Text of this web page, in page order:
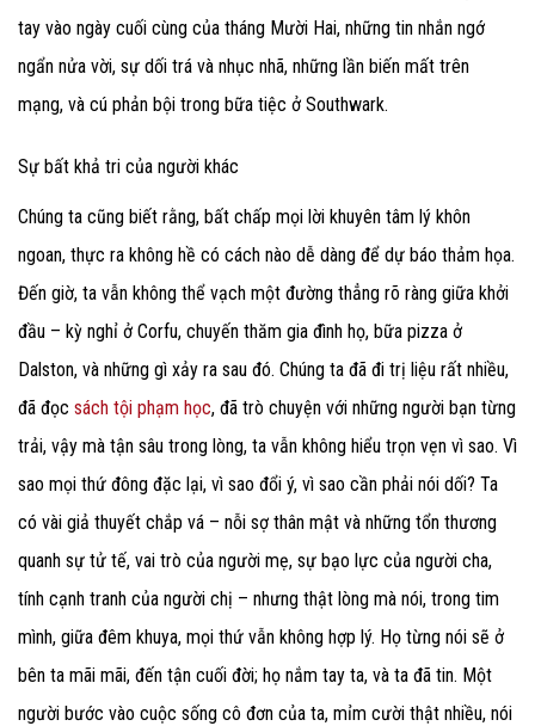
tay vào ngày cuối cùng của tháng Mười Hai, những tin nhắn ngớ
ngẩn nửa vời, sự dối trá và nhục nhã, những lần biến mất trên
mạng, và cú phản bội trong bữa tiệc ở Southwark.
Sự bất khả tri của người khác
Chúng ta cũng biết rằng, bất chấp mọi lời khuyên tâm lý khôn
ngoan, thực ra không hề có cách nào dễ dàng để dự báo thảm họa.
Đến giờ, ta vẫn không thể vạch một đường thẳng rõ ràng giữa khởi
đầu – kỳ nghỉ ở Corfu, chuyến thăm gia đình họ, bữa pizza ở
Dalston, và những gì xảy ra sau đó. Chúng ta đã đi trị liệu rất nhiều,
đã đọc sách tội phạm học, đã trò chuyện với những người bạn từng
trải, vậy mà tận sâu trong lòng, ta vẫn không hiểu trọn vẹn vì sao. Vì
sao mọi thứ đông đặc lại, vì sao đổi ý, vì sao cần phải nói dối? Ta
có vài giả thuyết chắp vá – nỗi sợ thân mật và những tổn thương
quanh sự tử tế, vai trò của người mẹ, sự bạo lực của người cha,
tính cạnh tranh của người chị – nhưng thật lòng mà nói, trong tim
mình, giữa đêm khuya, mọi thứ vẫn không hợp lý. Họ từng nói sẽ ở
bên ta mãi mãi, đến tận cuối đời; họ nắm tay ta, và ta đã tin. Một
người bước vào cuộc sống cô đơn của ta, mỉm cười thật nhiều, nói